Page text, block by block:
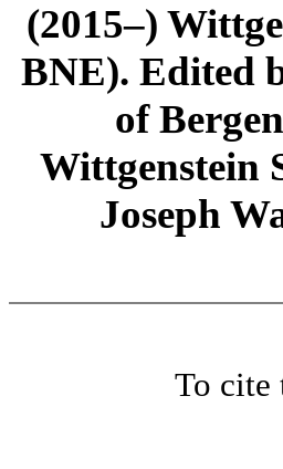
(2015–)
BNE). Edited
of
Wittgenstein
Joseph
To cite